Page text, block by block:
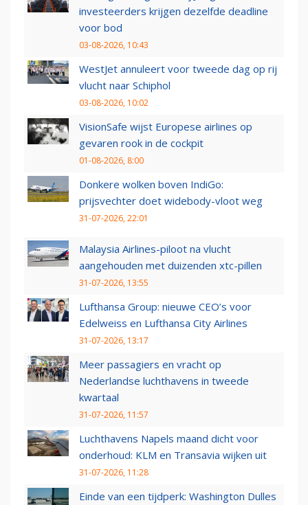
investeerders krijgen dezelfde deadline
voor bod
03-08-2026, 10:43
WestJet annuleert voor tweede dag op rij
vlucht naar Schiphol
03-08-2026, 10:02
VisionSafe wijst Europese airlines op
gevaren rook in de cockpit
01-08-2026, 8:00
Donkere wolken boven IndiGo:
prijsvechter doet widebody-vloot weg
31-07-2026, 22:01
Malaysia Airlines-piloot na vlucht
aangehouden met duizenden xtc-pillen
31-07-2026, 13:55
Lufthansa Group: nieuwe CEO’s voor
Edelweiss en Lufthansa City Airlines
31-07-2026, 13:17
Meer passagiers en vracht op
Nederlandse luchthavens in tweede
kwartaal
31-07-2026, 11:57
Luchthavens Napels maand dicht voor
onderhoud: KLM en Transavia wijken uit
31-07-2026, 11:28
Einde van een tijdperk: Washington Dulles